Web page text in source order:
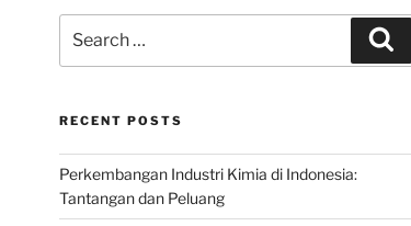
for:
RECENT POSTS
Perkembangan Industri Kimia di Indonesia:
Tantangan dan Peluang